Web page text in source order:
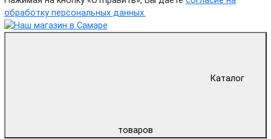
обработку персональных данных.
Каталог
товаров